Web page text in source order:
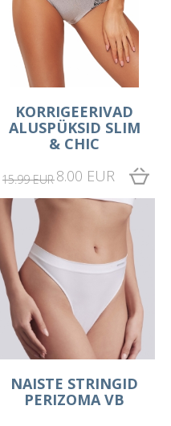
KORRIGEERIVAD
ALUSPÜKSID SLIM
& CHIC
15.99 EUR8.00 EUR
NAISTE STRINGID
PERIZOMA VB